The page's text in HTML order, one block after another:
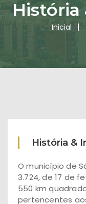
História
Inicial
História &
O município de
3.724, de 17 de
550 km
pertencentes